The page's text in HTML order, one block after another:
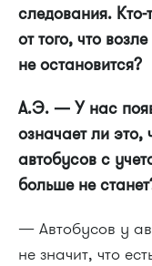
следования.
от того, что
не остановится?
А.Э. — У нас
означает ли
автобусов с
больше не
— Автобусов у
не значит, что